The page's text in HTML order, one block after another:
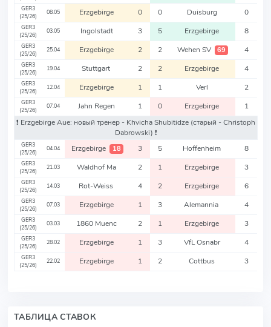
GER3
(25/26)
08.05 Erzgebirge 0 0 Duisburg 0
GER3
(25/26)
03.05 Ingolstadt 3 5 Erzgebirge 8
GER3
(25/26)
25.04 Erzgebirge 2 2 Wehen SV 69 4
GER3
(25/26)
19.04 Stuttgart 2 2 Erzgebirge 4
GER3
(25/26)
12.04 Erzgebirge 1 1 Verl 2
GER3
(25/26)
07.04 Jahn Regen 1 0 Erzgebirge
1
❗️ Erzgebirge Aue: новый тренер - Khvicha Shubitidze (старый - Christoph
Dabrowski) ❗️
GER3
(25/26)
04.04 Erzgebirge 18 3 5 Hoffenheim 8
GER3
(25/26)
21.03 Waldhof Ma 2 1 Erzgebirge 3
GER3
(25/26)
14.03 Rot-Weiss 4 2 Erzgebirge 6
GER3
(25/26)
07.03 Erzgebirge 1 3 Alemannia 4
GER3
(25/26)
03.03 1860 Muenc 2 1 Erzgebirge 3
GER3
(25/26)
28.02 Erzgebirge 1 3 VfL Osnabr 4
GER3
(25/26)
22.02 Erzgebirge 1 2 Cottbus 3
ТАБЛИЦА СТАВОК